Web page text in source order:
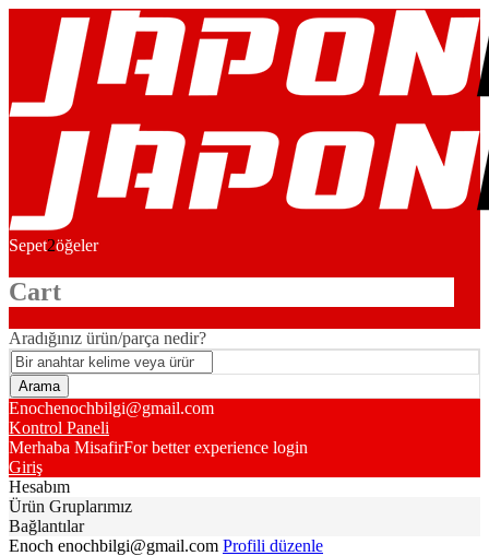
Sepet2öğeler
Cart
Aradığınız ürün/parça nedir?
Enochenochbilgi@gmail.com
Kontrol Paneli
Merhaba MisafirFor better experience login
Giriş
Hesabım
Ürün Gruplarımız
Bağlantılar
Enoch enochbilgi@gmail.com Profili düzenle